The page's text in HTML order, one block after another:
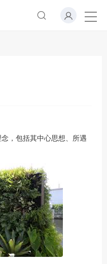
，包括其中心思想、所遇